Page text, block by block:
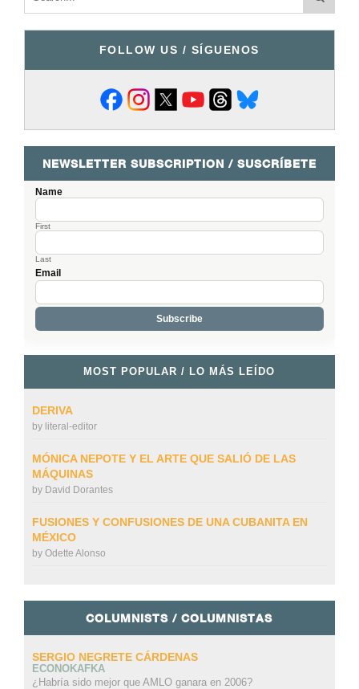
FOLLOW US / SÍGUENOS
NEWSLETTER SUBSCRIPTION / SUSCRÍBETE
Name
First
Last
Email
MOST POPULAR / LO MÁS LEÍDO
DERIVA
by literal-editor
MÓNICA NEPOTE Y EL ARTE QUE SALIÓ DE LAS
MÁQUINAS
by David Dorantes
FUSIONES Y CONFUSIONES DE UNA CUBANITA EN
MÉXICO
by Odette Alonso
COLUMNISTS / COLUMNISTAS
SERGIO NEGRETE CÁRDENAS
ECONOKAFKA
¿Habría sido mejor que AMLO ganara en 2006?